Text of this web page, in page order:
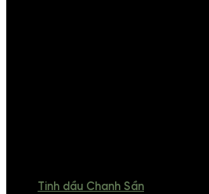
Tinh dầu Chanh Sần